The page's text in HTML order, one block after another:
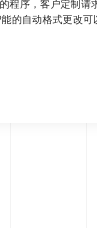
程序，客户定制请
的自动格式更改